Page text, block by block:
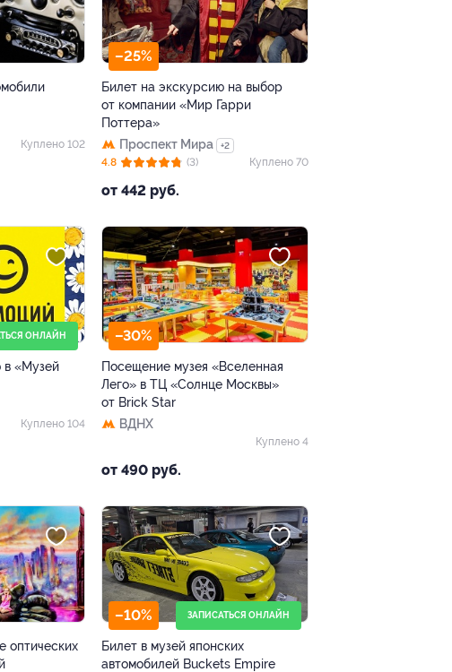
Куплено 102
–25%
Билет на экскурсию на выбор
от компании «Мир Гарри
Поттера»
Проспект Мира
+2
от 442 руб.
4.8 (3) Куплено 70
ОНЛАЙН
в «Музей
Куплено 104
–30%
Посещение музея «Вселенная
Лего» в ТЦ «Солнце Москвы»
от Brick Star
ВДНХ
от 490 руб.
Куплено 4
оптических
–10% ЗАПИСАТЬСЯ ОНЛАЙН
Билет в музей японских
автомобилей Buckets Empire